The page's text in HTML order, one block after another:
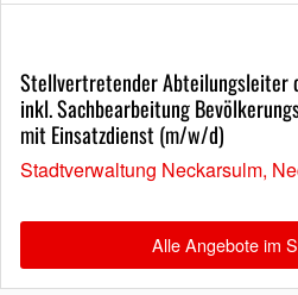
Stellvertretender Abteilungsleiter
inkl. Sachbearbeitung
mit Einsatzdienst (m/w/d)
Stadtverwaltung Neckarsulm,
Alle Angebote im